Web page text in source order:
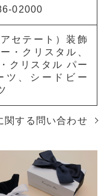
02000
セテート）装飾
・クリスタル、
クリスタル パー
ツ、シードビー
関する問い合わせ